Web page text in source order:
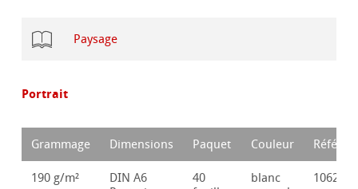
Paysage
Portrait
Grammage Dimensions Paquet Couleur
190 g/m²
DIN A6
40
blanc